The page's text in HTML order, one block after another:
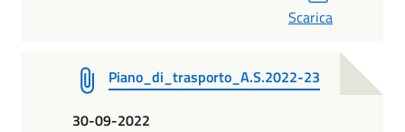
Scarica
Piano_di_trasporto_A.S.2022-23
30-09-2022